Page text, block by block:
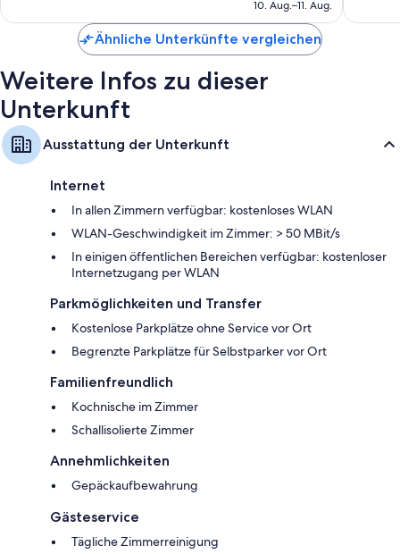
10. Aug.–11. Aug.
Ähnliche Unterkünfte vergleichen
Weitere Infos zu dieser
Unterkunft
Ausstattung der Unterkunft
Internet
In allen Zimmern verfügbar: kostenloses WLAN
WLAN-Geschwindigkeit im Zimmer: > 50 MBit/s
In einigen öffentlichen Bereichen verfügbar: kostenloser
Internetzugang per WLAN
Parkmöglichkeiten und Transfer
Kostenlose Parkplätze ohne Service vor Ort
Begrenzte Parkplätze für Selbstparker vor Ort
Familienfreundlich
Kochnische im Zimmer
Schallisolierte Zimmer
Annehmlichkeiten
Gepäckaufbewahrung
Gästeservice
Tägliche Zimmerreinigung